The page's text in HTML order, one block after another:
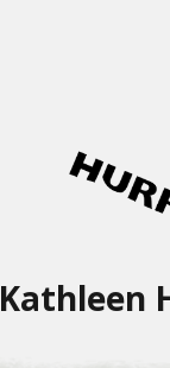
Kathleen